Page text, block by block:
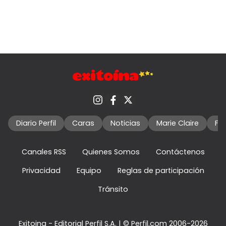
Diario Perfil Caras Noticias Marie Claire
Canales RSS Quienes Somos
Contáctenos
Privacidad
Equipo
Reglas de participación
Tránsito
Exitoina - Editorial Perfil S.A. | © Perfil.com 2006-2026